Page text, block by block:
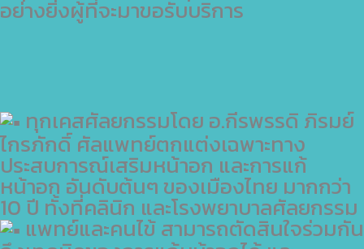
อย่างยิ่งผู้ที่จะมาขอรับบริการ
ทุกเคสศัลยกรรมโดย อ.กีรพรรดิ ภิรมย์
ไกรภักดิ์ ศัลแพทย์ตกแต่งเฉพาะทาง
ประสบการณ์เสริมหน้าอก และการแก้
หน้าอก อันดับต้นๆ ของเมืองไทย มากกว่า
10 ปี ทั้งที่คลินิก และโรงพยาบาลศัลยกรรม
แพทย์และคนไข้ สามารถตัดสินใจร่วมกัน